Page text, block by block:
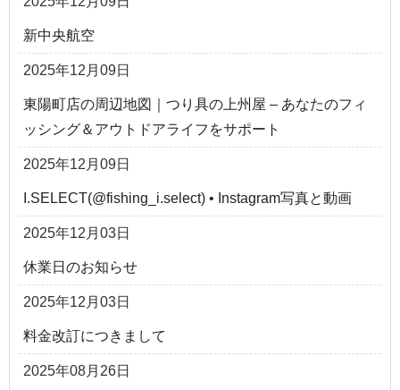
新中央航空
2025年12月09日
東陽町店の周辺地図｜つり具の上州屋 – あなたのフィ
ッシング＆アウトドアライフをサポート
2025年12月09日
I.SELECT(@fishing_i.select) • Instagram写真と動画
2025年12月03日
休業日のお知らせ
2025年12月03日
料金改訂につきまして
2025年08月26日